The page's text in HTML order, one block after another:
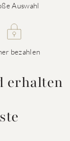
Auswahl
bezahlen
erhalten